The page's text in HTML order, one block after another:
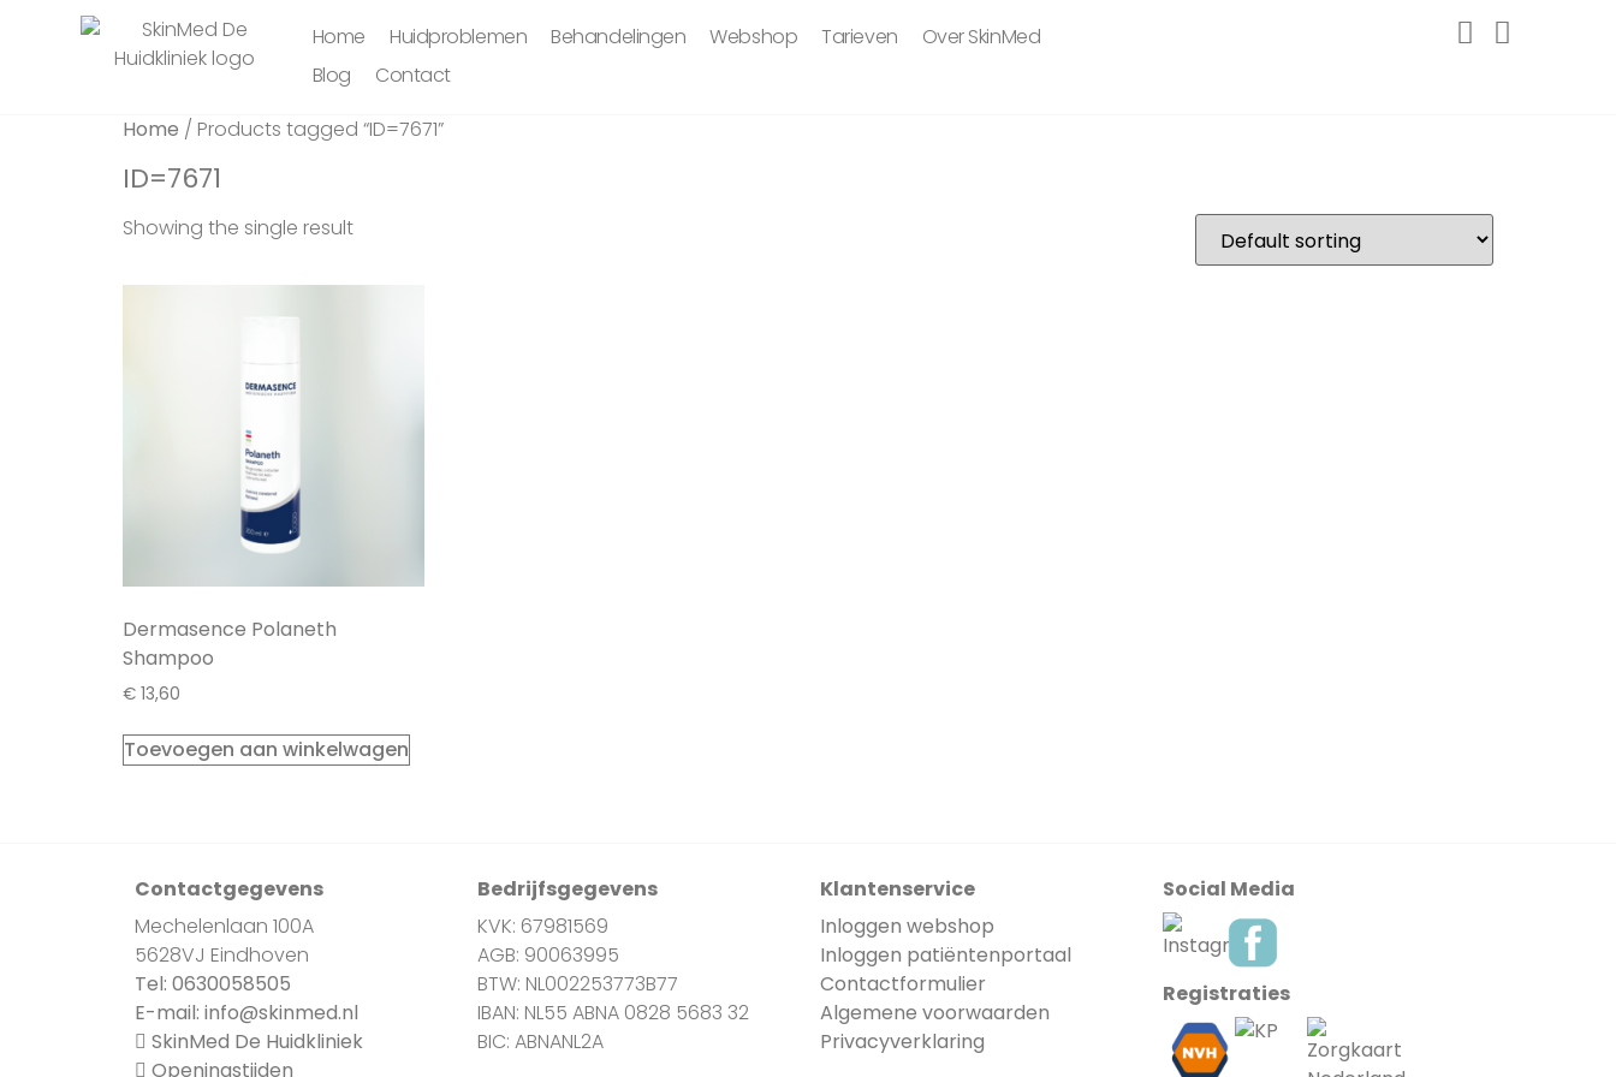
Home Huidproblemen Behandelingen Webshop Tarieven
Over SkinMed
Blog
Contact
Home / Products tagged “ID=7671”
ID=7671
Showing the single result
Dermasence Polaneth
Shampoo
€ 13,60
Toevoegen aan winkelwagen
Contactgegevens
Mechelenlaan 100A
5628VJ Eindhoven
Tel: 0630058505
E-mail: info@skinmed.nl
SkinMed De Huidkliniek
Openingstijden
Bedrijfsgegevens
KVK: 67981569
AGB: 90063995
BTW: NL002253773B77
IBAN: NL55 ABNA 0828 5683 32
BIC: ABNANL2A
Klantenservice
Inloggen webshop
Inloggen patiëntenportaal
Contactformulier
Algemene voorwaarden
Privacyverklaring
Social Media
Registraties